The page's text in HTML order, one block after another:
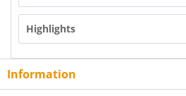
Highlights
Information